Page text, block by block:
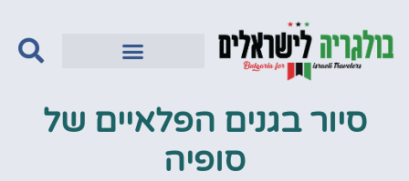
סיור בגנים הפלאיים של
סופיה